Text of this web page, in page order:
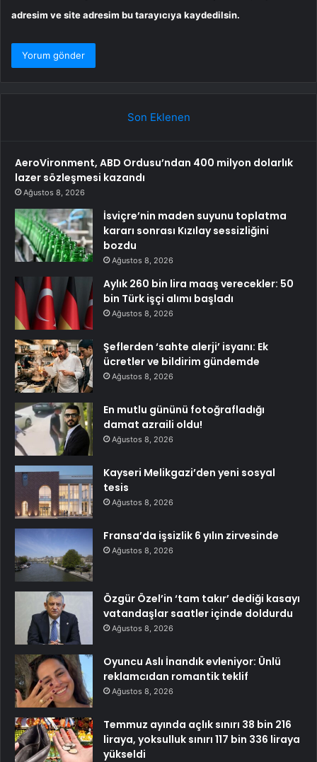
adresim ve site adresim bu tarayıcıya kaydedilsin.
Son Eklenen
AeroVironment, ABD Ordusu’ndan 400 milyon dolarlık
lazer sözleşmesi kazandı
Ağustos 8, 2026
İsviçre’nin maden suyunu toplatma
kararı sonrası Kızılay sessizliğini
bozdu
Ağustos 8, 2026
Aylık 260 bin lira maaş verecekler: 50
bin Türk işçi alımı başladı
Ağustos 8, 2026
Şeflerden ‘sahte alerji’ isyanı: Ek
ücretler ve bildirim gündemde
Ağustos 8, 2026
En mutlu gününü fotoğrafladığı
damat azraili oldu!
Ağustos 8, 2026
Kayseri Melikgazi’den yeni sosyal
tesis
Ağustos 8, 2026
Fransa’da işsizlik 6 yılın zirvesinde
Ağustos 8, 2026
Özgür Özel’in ‘tam takır’ dediği kasayı
vatandaşlar saatler içinde doldurdu
Ağustos 8, 2026
Oyuncu Aslı İnandık evleniyor: Ünlü
reklamcıdan romantik teklif
Ağustos 8, 2026
Temmuz ayında açlık sınırı 38 bin 216
liraya, yoksulluk sınırı 117 bin 336 liraya
yükseldi